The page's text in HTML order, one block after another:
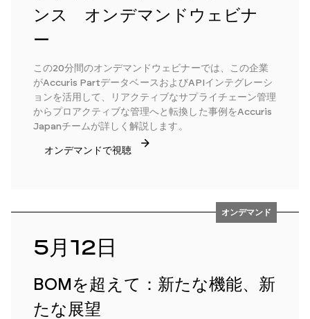
ンス オンデマンドウェビナ
ー
この20分間のオンデマンドウェビナーでは、この企業
がAccuris PartデータベースおよびAPIインテグレーシ
ョンを活用して、リアクティブなサプライチェーン管理
からプロアクティブな管理へと転換した事例をAccuris
Japanチームが詳しく解説します。
オンデマンドで視聴
オンデマンド
5月12日
BOMを超えて：新たな機能、新
たな展望